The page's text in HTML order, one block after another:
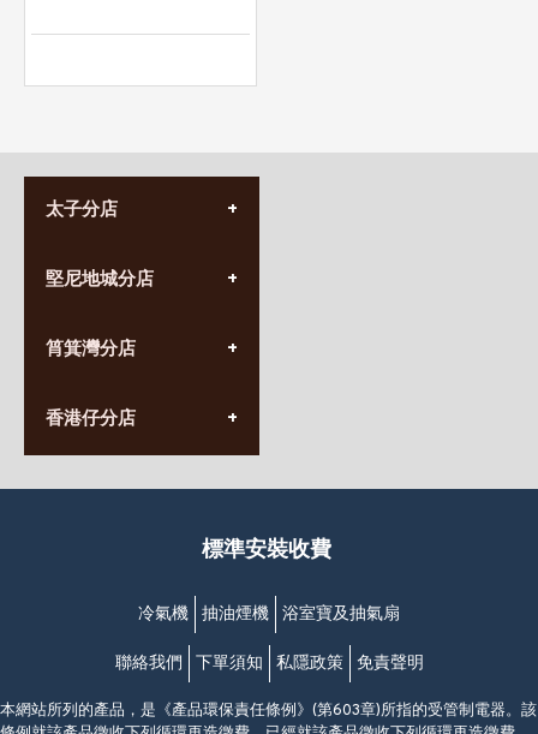
太子分店
營業時間:
九龍太子太子道西141號
堅尼地城分店
營業時間:
香港堅尼地城卑路乍街
(堅尼地城地鐵站B出口)
筲箕灣分店
營業時間:
(10:00am-20:30pm)
香港仔分店
營業時間:
香港香港仔成都道20-28號
(黃竹坑地鐵站轉4M專線小巴)
標準安裝收費
冷氣機 抽油煙機 浴室寶及抽氣扇
聯絡我們 下單須知 私隱政策 免責聲明
本網站所列的產品，是《產品環保責任條例》(第603章)所指的受管制電器。該